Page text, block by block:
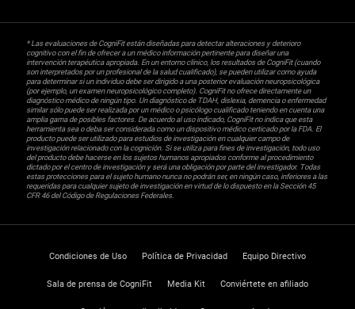
* Las evaluaciones de CogniFit están diseñadas para detectar alteraciones y deterioro
cognitivo con el fin de ofrecer a un médico información pertinente para diseñar una
intervención terapéutica apropiada. En un entorno clínico, los resultados de CogniFit (cuando
son interpretados por un profesional de la salud cualificado), se pueden utilizar como ayuda
para determinar si un individuo debe ser dirigido a una posterior evaluación neuropsicológica
(por ejemplo, un examen neuropsicológico completo). CogniFit no ofrece directamente un
diagnóstico médico de ningún tipo. Un diagnóstico de TDAH, dislexia, demencia o enfermedad
similar sólo puede ser realizada por un médico o psicólogo cualificado teniendo en cuenta una
amplia gama de posibles factores. De acuerdo al uso indicado, CogniFit no indica que esta
herramienta sea o deba ser considerada como un dispositivo médico certicado por la FDA. El
producto puede ser utilizado para estudios de investigación en cualquier campo de
investigación relacionado con la cognición. Si se utiliza para fines de investigación, todo uso
del producto debe hacerse en los sujetos humanos apropiados conforme al procedimiento
dictado por el centro de investigación y será una obligación por parte del investigador. Todas
estas protecciones para el sujeto humano nunca no podrán ser, en ningún caso, inferiores a las
requeridas para cualquier sujeto de investigación en virtud de lo dispuesto en la Sección 45
CFR 46 del Código de Regulaciones Federales.
Condiciones de Uso Política de Privacidad Equipo Directivo
Sala de prensa de CogniFit Media Kit Conviértete en afiliado